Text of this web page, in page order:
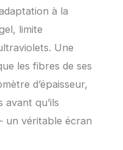
à la
limite
Une
les fibres de ses
d’épaisseur,
qu’ils
un véritable écran